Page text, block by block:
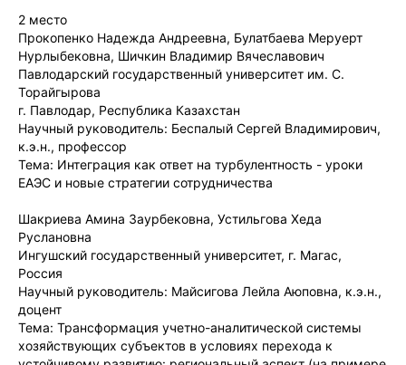
2 место
Прокопенко Надежда Андреевна, Булатбаева Меруерт
Нурлыбековна, Шичкин Владимир Вячеславович
Павлодарский государственный университет им. С.
Торайгырова
г. Павлодар, Республика Казахстан
Научный руководитель: Беспалый Сергей Владимирович,
к.э.н., профессор
Тема: Интеграция как ответ на турбулентность - уроки
ЕАЭС и новые стратегии сотрудничества
Шакриева Амина Заурбековна, Устильгова Хеда
Руслановна
Ингушский государственный университет, г. Магас,
Россия
Научный руководитель: Майсигова Лейла Аюповна, к.э.н.,
доцент
Тема: Трансформация учетно-аналитической системы
хозяйствующих субъектов в условиях перехода к